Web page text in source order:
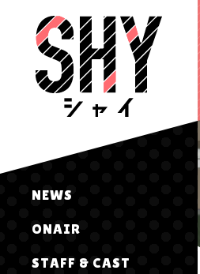
NEWS
ONAIR
STAFF & CAST